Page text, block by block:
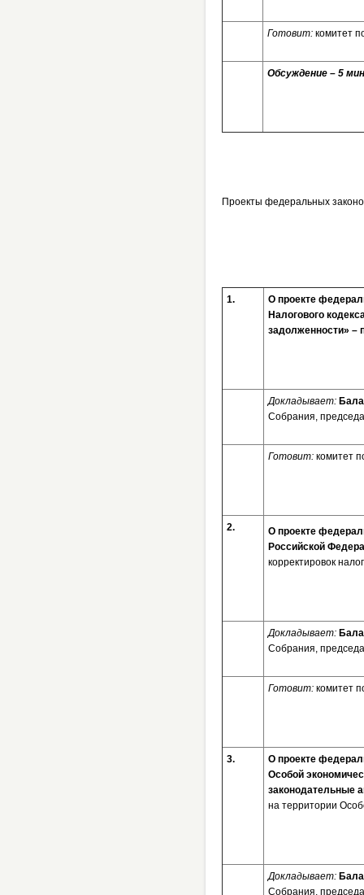
Готовит: комитет
Обсуждение – 5
Проекты федеральных
1.
О проекте
Налогового
задолженности» –
Докладывает:
Собрания,
Готовит: комитет
2.
О проекте
Российской
корректировок
Докладывает:
Собрания,
Готовит: комитет
3.
О проекте
Особой
законодательные
на территории
Докладывает:
Собрания,